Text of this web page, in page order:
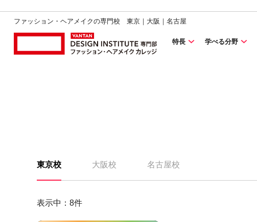
ファッション・ヘアメイクの専門校 東京｜大阪｜名古屋
特長 学べる分野
東京校 大阪校 名古屋校
表示中： 8件